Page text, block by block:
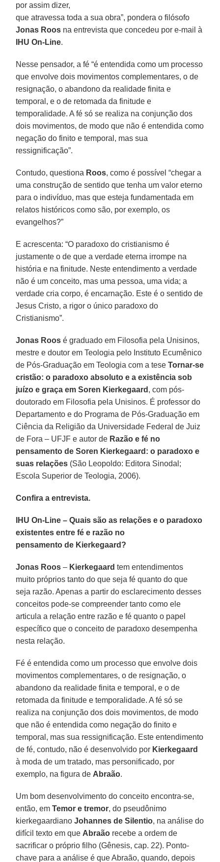
por assim dizer,
que atravessa toda a sua obra”, pondera o filósofo
Jonas Roos na entrevista que concedeu por e-mail à
IHU On-Line.
Nesse pensador, a fé “é entendida como um processo
que envolve dois movimentos complementares, o de
resignação, o abandono da realidade finita e
temporal, e o de retomada da finitude e
temporalidade. A fé só se realiza na conjunção dos
dois movimentos, de modo que não é entendida como
negação do finito e temporal, mas sua
ressignificação”.
Contudo, questiona Roos, como é possível “chegar a
uma construção de sentido que tenha um valor eterno
para o indivíduo, mas que esteja fundamentada em
relatos históricos como são, por exemplo, os
evangelhos?”
E acrescenta: “O paradoxo do cristianismo é
justamente o de que a verdade eterna irrompe na
história e na finitude. Neste entendimento a verdade
não é um conceito, mas uma pessoa, uma vida; a
verdade cria corpo, é encarnação. Este é o sentido de
Jesus Cristo, a rigor o único paradoxo do
Cristianismo”.
Jonas Roos é graduado em Filosofia pela Unisinos,
mestre e doutor em Teologia pelo Instituto Ecumênico
de Pós-Graduação em Teologia com a teseTornar-se
cristão: o paradoxo absoluto e a existência sob
juízo e graça em Soren Kierkegaard , com pós-
doutorado em Filosofia pela Unisinos. É professor do
Departamento e do Programa de Pós-Graduação em
Ciência da Religião da Universidade Federal de Juiz
de Fora – UFJF e autor de Razão e fé no
pensamento de Soren Kierkegaard: o paradoxo e
suas relações (São Leopoldo: Editora Sinodal;
Escola Superior de Teologia, 2006).
Confira a entrevista.
IHU On-Line – Quais são as relações e o paradoxo
existentes entre fé e razão no
pensamento de Kierkegaard?
Jonas Roos– Kierkegaard tem entendimentos
muito próprios tanto do que seja fé quanto do que
seja razão. Apenas a partir do esclarecimento desses
conceitos pode-se compreender tanto como ele
articula a relação entre razão e fé quanto o papel
específico que o conceito de paradoxo desempenha
nesta relação.
Fé é entendida como um processo que envolve dois
movimentos complementares, o de resignação, o
abandono da realidade finita e temporal, e o de
retomada da finitude e temporalidade. A fé só se
realiza na conjunção dos dois movimentos, de modo
que não é entendida como negação do finito e
temporal, mas sua ressignificação. Este entendimento
de fé, contudo, não é desenvolvido por Kierkegaard
à moda de um tratado, mas personificado, por
exemplo, na figura de Abraão.
Um bom desenvolvimento do conceito encontra-se,
então, emTemor e tremor, do pseudônimo
kierkegaardianoJohannes de Silentio, na análise do
difícil texto em que Abraão recebe a ordem de
sacrificar o próprio filho (Gênesis, cap. 22). Ponto-
chave para a análise é que Abraão, quando, depois